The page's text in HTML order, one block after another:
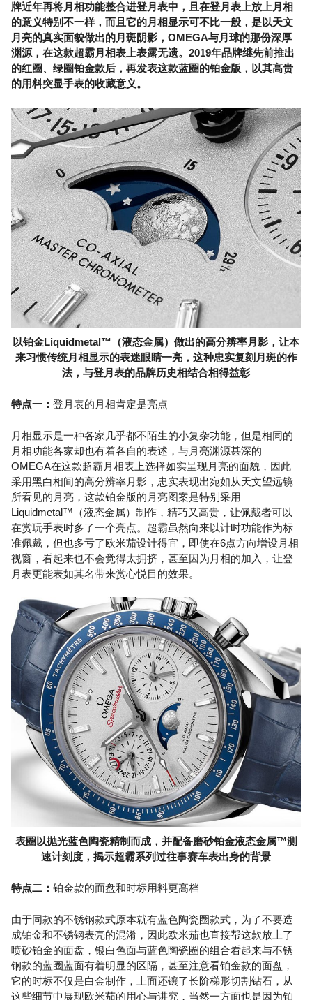
牌近年再将月相功能整合进登月表中，且在登月表上放上月相
的意义特别不一样，而且它的月相显示可不比一般，是以天文
月亮的真实面貌做出的月斑阴影，OMEGA与月球的那份深厚
渊源，在这款超霸月相表上表露无遗。2019年品牌继先前推出
的红圈、绿圈铂金款后，再发表这款蓝圈的铂金版，以其高贵
的用料突显手表的收藏意义。
以铂金Liquidmetal™（液态金属）做出的高分辨率月影，让本
来习惯传统月相显示的表迷眼睛一亮，这种忠实复刻月斑的作
法，与登月表的品牌历史相结合相得益彰
特点一： 登月表的月相肯定是亮点
月相显示是一种各家几乎都不陌生的小复杂功能，但是相同的
月相功能各家却也有着各自的表述，与月亮渊源甚深的
OMEGA在这款超霸月相表上选择如实呈现月亮的面貌，因此
采用黑白相间的高分辨率月影，忠实表现出宛如从天文望远镜
所看见的月亮，这款铂金版的月亮图案是特别采用
Liquidmetal™（液态金属）制作，精巧又高贵，让佩戴者可以
在赏玩手表时多了一个亮点。超霸虽然向来以计时功能作为标
准佩戴，但也多亏了欧米茄设计得宜，即使在6点方向增设月相
视窗，看起来也不会觉得太拥挤，甚至因为月相的加入，让登
月表更能表如其名带来赏心悦目的效果。
表圈以抛光蓝色陶瓷精制而成，并配备磨砂铂金液态金属™测
速计刻度，揭示超霸系列过往事赛车表出身的背景
特点二： 铂金款的面盘和时标用料更高档
由于同款的不锈钢款式原本就有蓝色陶瓷圈款式，为了不要造
成铂金和不锈钢表壳的混淆，因此欧米茄也直接帮这款放上了
喷砂铂金的面盘，银白色面与蓝色陶瓷圈的组合看起来与不锈
钢款的蓝圈蓝面有着明显的区隔，甚至注意看铂金款的面盘，
它的时标不仅是白金制作，上面还镶了长阶梯形切割钻石，从
这些细节中展现欧米茄的用心与讲究，当然一方面也是因为铂